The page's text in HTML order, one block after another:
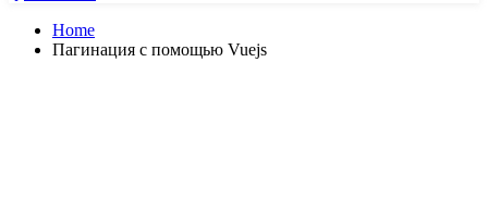
Home
Пагинация с помощью Vuejs